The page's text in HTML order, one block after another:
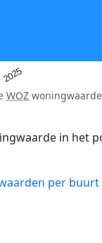
2025
WOZ
in het
per